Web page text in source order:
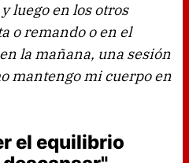
luego en los otros
o remando o en el
la mañana, una sesión
mantengo mi cuerpo en
el equilibrio